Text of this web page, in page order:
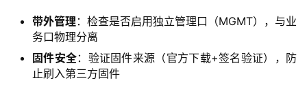
带外管理 ：检查是否启用独立管理口（MGMT），与业
务口物理分离
固件安全：验证固件来源（官方下载+签名验证），防
止刷入第三方固件